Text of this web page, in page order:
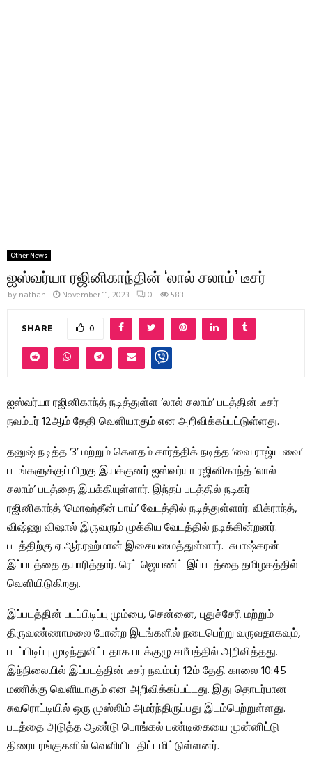
Other News
ஐஸ்வர்யா ரஜினிகாந்தின் ‘லால் சலாம்’ டீசர்
by nathan November 11, 2023 0 583
SHARE 0
ஐஸ்வர்யா ரஜினிகாந்த் நடித்துள்ள ‘லால் சலாம்’ படத்தின் டீசர்
நவம்பர் 12ஆம் தேதி வெளியாகும் என அறிவிக்கப்பட்டுள்ளது.
தனுஷ் நடித்த ‘3’ மற்றும் கெளதம் கார்த்திக் நடித்த ‘வை ராஜ்ய வை’
படங்களுக்குப் பிறகு இயக்குனர் ஐஸ்வர்யா ரஜினிகாந்த் ‘லால்
சலாம்’ படத்தை இயக்கியுள்ளார். இந்தப் படத்தில் நடிகர்
ரஜினிகாந்த் ‘மொஹ்தீன் பாய்’ வேடத்தில் நடித்துள்ளார். விக்ராந்த்,
விஷ்ணு விஷால் இருவரும் முக்கிய வேடத்தில் நடிக்கின்றனர்.
படத்திற்கு ஏ.ஆர்.ரஹ்மான் இசையமைத்துள்ளார். சுபாஷ்கரன்
இப்படத்தை தயாரித்தார். ரெட் ஜெயண்ட் இப்படத்தை தமிழகத்தில்
வெளியிடுகிறது.
இப்படத்தின் படப்பிடிப்பு மும்பை, சென்னை, புதுச்சேரி மற்றும்
திருவண்ணாமலை போன்ற இடங்களில் நடைபெற்று வருவதாகவும்,
படப்பிடிப்பு முடிந்துவிட்டதாக படக்குழு சமீபத்தில் அறிவித்தது.
இந்நிலையில் இப்படத்தின் டீசர் நவம்பர் 12ம் தேதி காலை 10:45
மணிக்கு வெளியாகும் என அறிவிக்கப்பட்டது. இது தொடர்பான
சுவரொட்டியில் ஒரு முஸ்லிம் அமர்ந்திருப்பது இடம்பெற்றுள்ளது.
படத்தை அடுத்த ஆண்டு பொங்கல் பண்டிகையை முன்னிட்டு
திரையரங்குகளில் வெளியிட திட்டமிட்டுள்ளனர்.